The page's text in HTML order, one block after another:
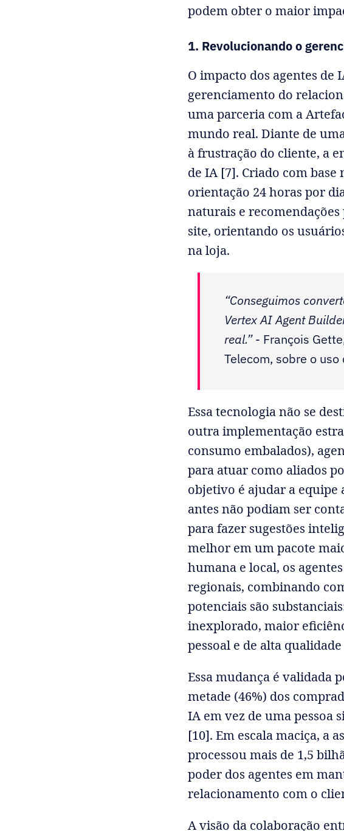
podem obter o maior
1. Revolucionando o
O impacto dos agentes
gerenciamento do
uma parceria com a
mundo real. Diante de
à frustração do cliente, a
de IA [7]. Criado com
orientação 24 horas por
naturais e
site, orientando os
na loja.
“Conseguimos
Vertex AI Agent
real.”- François
Telecom, sobre o
Essa tecnologia não se
outra implementação
consumo embalados),
para atuar como aliados
objetivo é ajudar a equipe
antes não podiam ser
para fazer sugestões
melhor em um pacote
humana e local, os
regionais, combinando
potenciais são
inexplorado, maior
pessoal e de alta
Essa mudança é validada
metade (46%) dos
IA em vez de uma pessoa
[10]. Em escala maciça, a
processou mais de 1,5
poder dos agentes em
relacionamento com o
A visão da colaboração